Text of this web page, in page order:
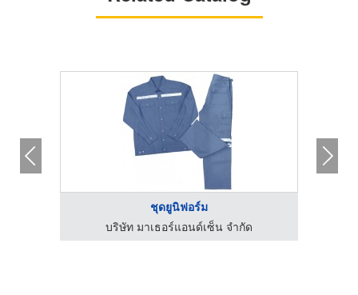
ชุดยูนิฟอร์ม
บริษัท มาเธอร์แอนด์เซ็น จำกัด